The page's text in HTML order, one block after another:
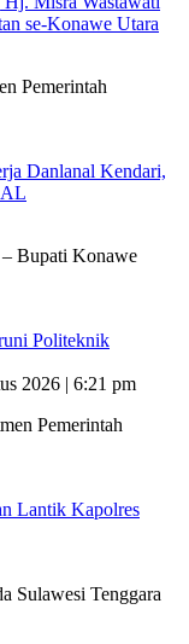
se-Konawe Utara
Pemerintah
Danlanal Kendari,
AL
Bupati Konawe
Politeknik
2026 | 6:21 pm
Pemerintah
Lantik Kapolres
Tenggara